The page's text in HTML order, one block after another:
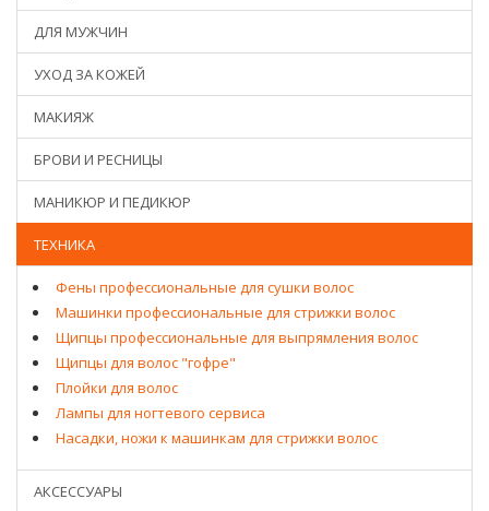
ДЛЯ МУЖЧИН
УХОД ЗА КОЖЕЙ
МАКИЯЖ
БРОВИ И РЕСНИЦЫ
МАНИКЮР И ПЕДИКЮР
ТЕХНИКА
Фены профессиональные для сушки волос
Машинки профессиональные для стрижки волос
Щипцы профессиональные для выпрямления волос
Щипцы для волос "гофре"
Плойки для волос
Лампы для ногтевого сервиса
Насадки, ножи к машинкам для стрижки волос
АКСЕССУАРЫ